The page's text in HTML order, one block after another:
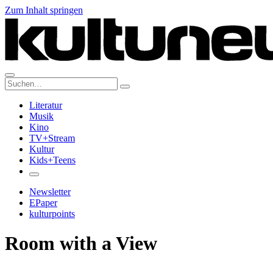
Zum Inhalt springen
Suche:
Literatur
Musik
Kino
TV+Stream
Kultur
Kids+Teens
Newsletter
EPaper
kulturpoints
Room with a View